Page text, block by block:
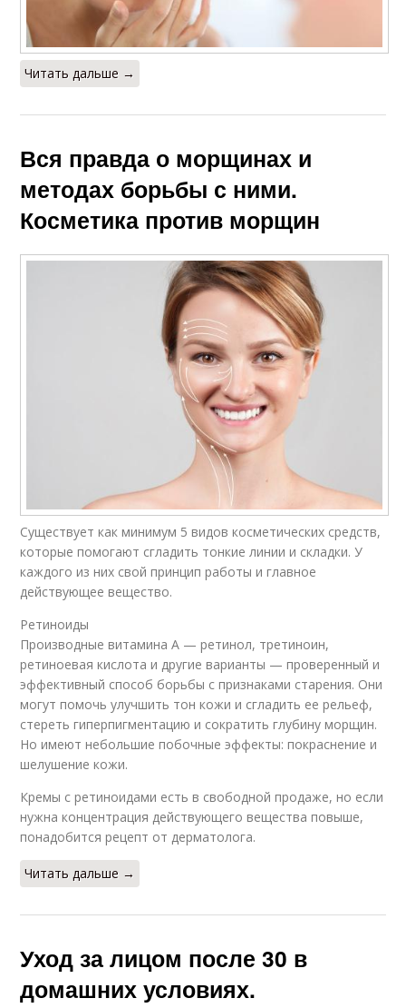
Читать дальше →
Вся правда о морщинах и
методах борьбы с ними.
Косметика против морщин
Существует как минимум 5 видов косметических средств,
которые помогают сгладить тонкие линии и складки. У
каждого из них свой принцип работы и главное
действующее вещество.
Ретиноиды
Производные витамина А — ретинол, третиноин,
ретиноевая кислота и другие варианты — проверенный и
эффективный способ борьбы с признаками старения. Они
могут помочь улучшить тон кожи и сгладить ее рельеф,
стереть гиперпигментацию и сократить глубину морщин.
Но имеют небольшие побочные эффекты: покраснение и
шелушение кожи.
Кремы с ретиноидами есть в свободной продаже, но если
нужна концентрация действующего вещества повыше,
понадобится рецепт от дерматолога.
Читать дальше →
Уход за лицом после 30 в
домашних условиях.